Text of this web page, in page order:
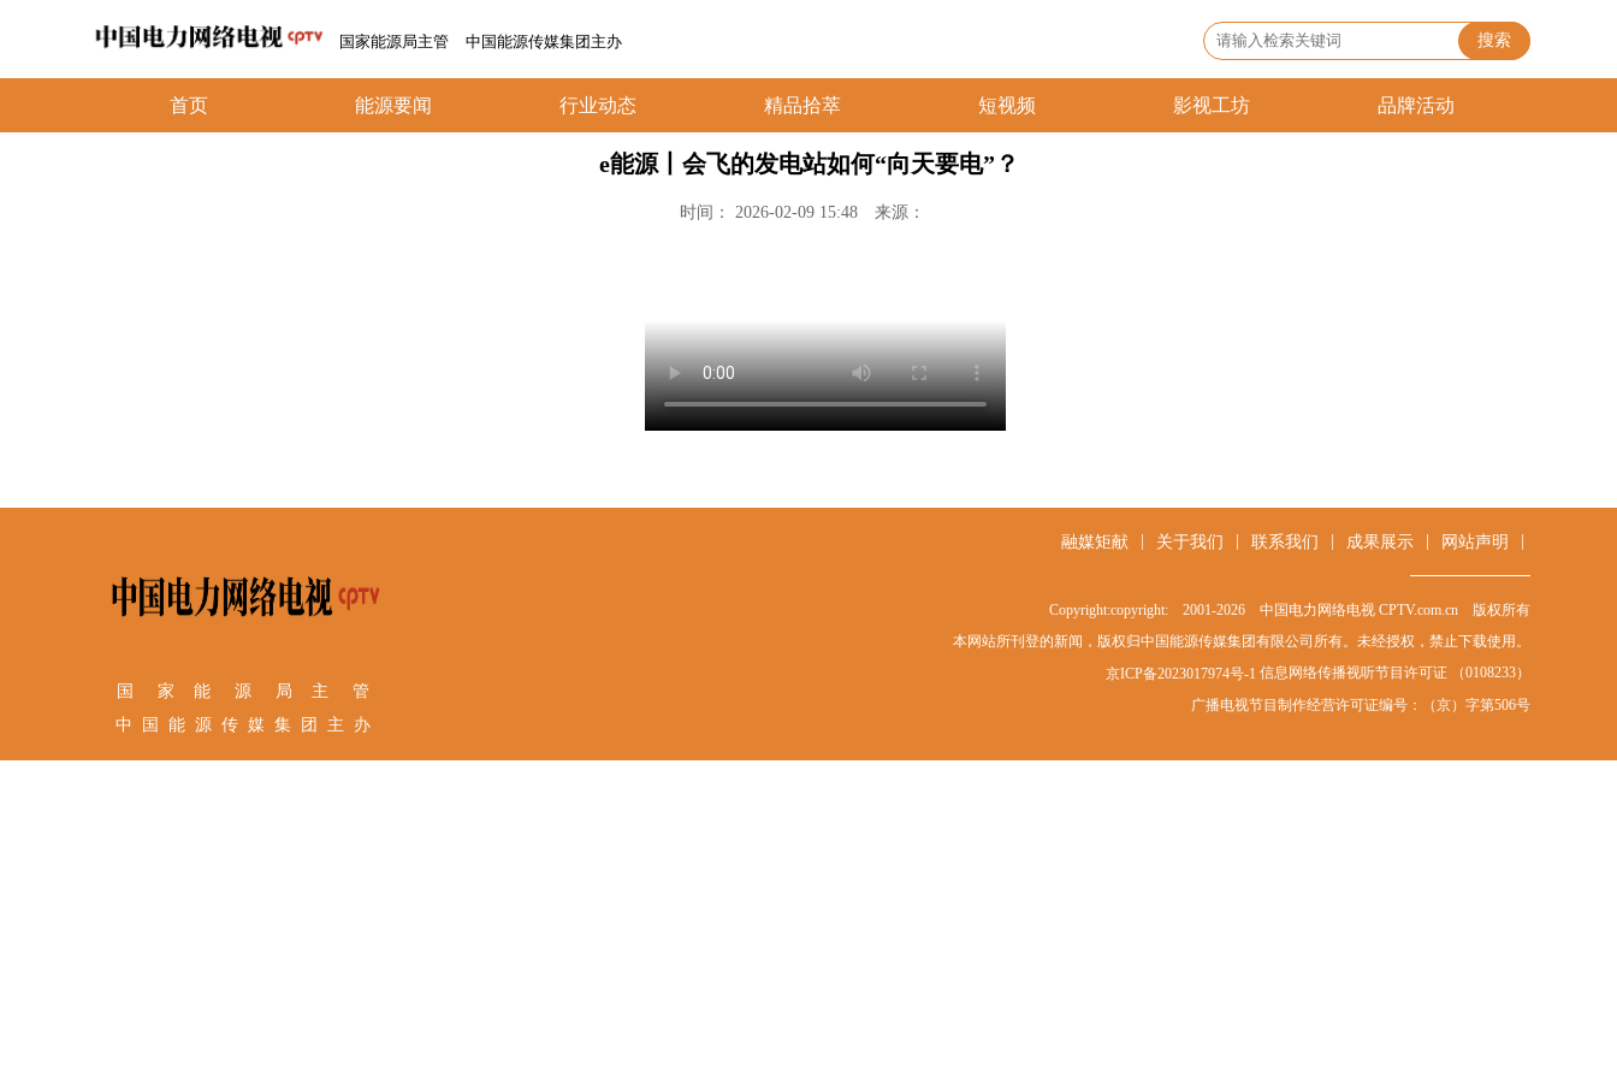
国家能源局主管 中国能源传媒集团主办 搜索
首页 能源要闻 行业动态 精品拾萃 短视频 影视工坊 品牌活动
e能源丨会飞的发电站如何“向天要电”？
时间： 2026-02-09 15:48 来源：
国 家 能 源 局 主 管
中 国 能 源 传 媒 集 团 主 办
网站声明
成果展示
联系我们
关于我们
融媒矩献
Copyright:copyright: 2001-2026 中国电力网络电视 CPTV.com.cn 版权所有
本网站所刊登的新闻，版权归中国能源传媒集团有限公司所有。未经授权，禁止下载使用。
京ICP备2023017974号-1 信息网络传播视听节目许可证 （0108233）
广播电视节目制作经营许可证编号：（京）字第506号